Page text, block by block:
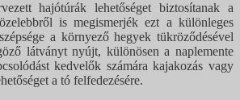
hajótúrák lehetőséget biztosítanak a
is megismerjék ezt a különleges
a környező hegyek tükröződésével
látványt nyújt, különösen a naplemente
kedvelők számára kajakozás vagy
a tó felfedezésére.